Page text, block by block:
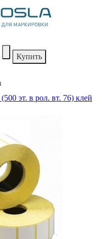
эт. в рол. вт. 76) клей